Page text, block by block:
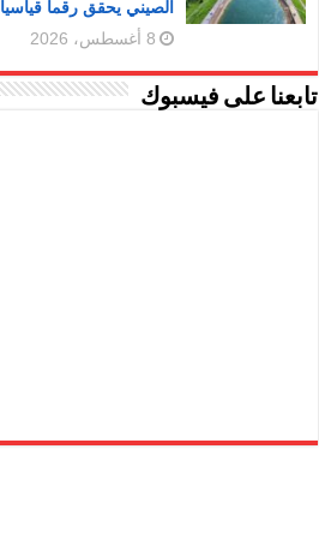
الصيني يحقق رقما قياسيا
8 أغسطس، 2026
تابعنا على فيسبوك